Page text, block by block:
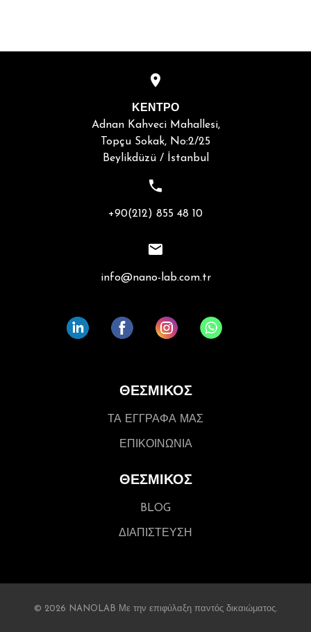
ΚΕΝΤΡΟ
Adnan Kahveci Mahallesi,
Topçu Sokak, No:2/25
Beylikdüzü / İstanbul
+90(212) 855 48 10
info@nano-lab.com.tr
ΘΕΣΜΙΚΟΣ
ΤΑ ΕΓΓΡΑΦΑ ΜΑΣ
ΕΠΙΚΟΙΝΩΝΙΑ
ΘΕΣΜΙΚΟΣ
BLOG
ΔΙΑΠΙΣΤΕΥΣΗ
© 2026 NANOLAB Με την επιφύλαξη παντός δικαιώματος.